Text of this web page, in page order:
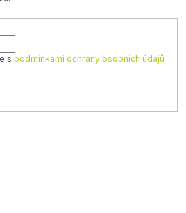
s podmínkami ochrany osobních údajů